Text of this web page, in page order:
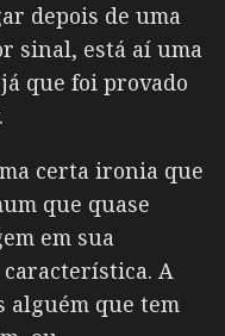
depois de uma
sinal, está aí uma
que foi provado
certa ironia que
que quase
em sua
característica. A
alguém que tem